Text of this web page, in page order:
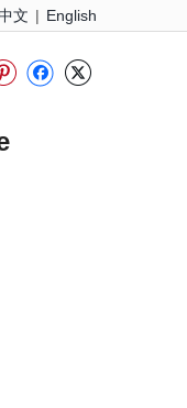
文 | English